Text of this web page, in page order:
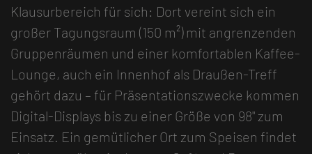
Klausurbereich für sich: Dort vereint sich ein
großer Tagungsraum (150 m²) mit angrenzenden
Gruppenräumen und einer komfortablen Kaffee-
Lounge, auch ein Innenhof als Draußen-Treff
gehört dazu – für Präsentationszwecke kommen
Digital-Displays bis zu einer Größe von 98" zum
Einsatz. Ein gemütlicher Ort zum Speisen findet